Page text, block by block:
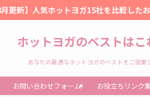
月更新】人気ホットヨガ15社を比較した
ホットヨガのベストはこ
あなたの最適なホットヨガのベストをご提
お問い合わせフォーム お役立ちリンク